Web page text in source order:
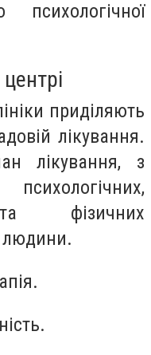
приділяють
лікування.
лікування, з
та фізичних
людини.